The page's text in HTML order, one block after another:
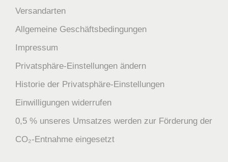
Versandarten
Allgemeine Geschäftsbedingungen
Impressum
Privatsphäre-Einstellungen ändern
Historie der Privatsphäre-Einstellungen
Einwilligungen widerrufen
0,5 % unseres Umsatzes werden zur Förderung der
CO₂-Entnahme eingesetzt